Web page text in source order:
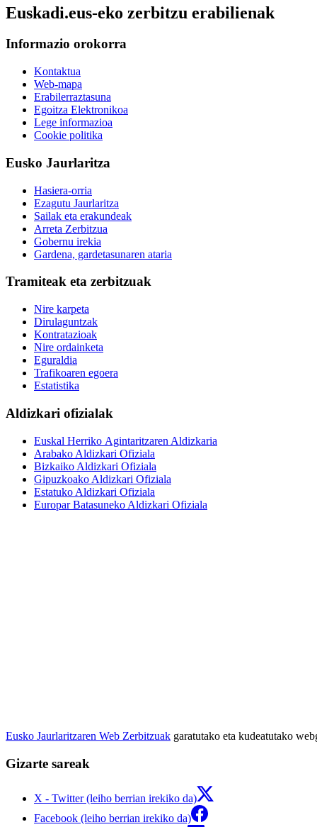
Euskadi.eus-eko zerbitzu erabilienak
Informazio orokorra
Kontaktua
Web-mapa
Erabilerraztasuna
Egoitza Elektronikoa
Lege informazioa
Cookie politika
Eusko Jaurlaritza
Hasiera-orria
Ezagutu Jaurlaritza
Sailak eta erakundeak
Arreta Zerbitzua
Gobernu irekia
Gardena, gardetasunaren ataria
Tramiteak eta zerbitzuak
Nire karpeta
Dirulaguntzak
Kontratazioak
Nire ordainketa
Eguraldia
Trafikoaren egoera
Estatistika
Aldizkari ofizialak
Euskal Herriko Agintaritzaren Aldizkaria
Arabako Aldizkari Ofiziala
Bizkaiko Aldizkari Ofiziala
Gipuzkoako Aldizkari Ofiziala
Estatuko Aldizkari Ofiziala
Europar Batasuneko Aldizkari Ofiziala
Eusko Jaurlaritzaren Web Zerbitzuak garatutako eta kudeatutako
Gizarte sareak
X - Twitter (leiho berrian irekiko da)
Facebook (leiho berrian irekiko da)